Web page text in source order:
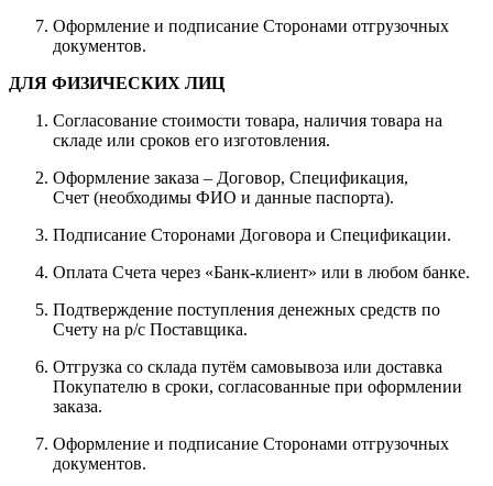
Оформление и подписание Сторонами отгрузочных
документов.
ДЛЯ ФИЗИЧЕСКИХ ЛИЦ
Согласование стоимости товара, наличия товара на
складе или сроков его изготовления.
Оформление заказа – Договор, Спецификация,
Счет (необходимы ФИО и данные паспорта).
Подписание Сторонами Договора и Спецификации.
Оплата Счета через «Банк-клиент» или в любом банке.
Подтверждение поступления денежных средств по
Счету на р/с Поставщика.
Отгрузка со склада путём самовывоза или доставка
Покупателю в сроки, согласованные при оформлении
заказа.
Оформление и подписание Сторонами отгрузочных
документов.